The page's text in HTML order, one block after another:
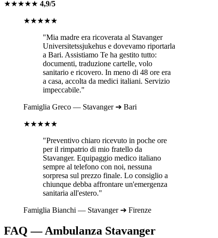
★★★★★ 4,9/5
★★★★★
"Mia madre era ricoverata al Stavanger
Universitetssjukehus e dovevamo riportarla
a Bari. Assistiamo Te ha gestito tutto:
documenti, traduzione cartelle, volo
sanitario e ricovero. In meno di 48 ore era
a casa, accolta da medici italiani. Servizio
impeccabile."
Famiglia Greco — Stavanger➔ Bari
★★★★★
"Preventivo chiaro ricevuto in poche ore
per il rimpatrio di mio fratello da
Stavanger. Equipaggio medico italiano
sempre al telefono con noi, nessuna
sorpresa sul prezzo finale. Lo consiglio a
chiunque debba affrontare un'emergenza
sanitaria all'estero."
Famiglia Bianchi — Stavanger➔ Firenze
FAQ — Ambulanza Stavanger